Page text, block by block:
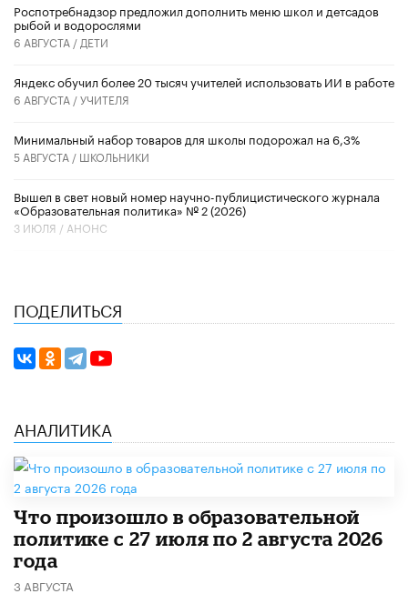
Роспотребнадзор предложил дополнить меню школ и детсадов
рыбой и водорослями
6 АВГУСТА / ДЕТИ
​Яндекс обучил более 20 тысяч учителей использовать ИИ в работе
6 АВГУСТА /УЧИТЕЛЯ
Минимальный набор товаров для школы подорожал на 6,3%
5 АВГУСТА / ШКОЛЬНИКИ
Вышел в свет новый номер научно-публицистического журнала
«Образовательная политика» № 2 (2026)
3 ИЮЛЯ / АНОНС
ПОДЕЛИТЬСЯ
АНАЛИТИКА
​Что произошло в образовательной
политике с 27 июля по 2 августа 2026
года
3 АВГУСТА